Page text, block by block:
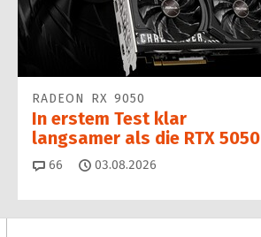
RADEON RX 9050
In erstem Test klar
langsamer als die RTX 5050
66 Kommentare
03.08.2026